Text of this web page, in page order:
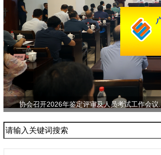
协会召开2026年鉴定评审及人员考试工作会议